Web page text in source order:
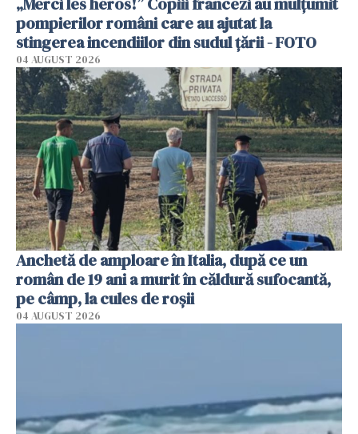
pompierilor români care au ajutat la
stingerea incendiilor din sudul țării - FOTO
04 AUGUST 2026
Anchetă de amploare în Italia, după ce un
român de 19 ani a murit în căldură sufocantă,
pe câmp, la cules de roșii
04 AUGUST 2026